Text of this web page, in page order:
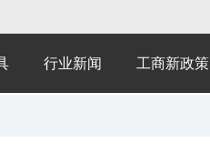
行业新闻 工商新政策